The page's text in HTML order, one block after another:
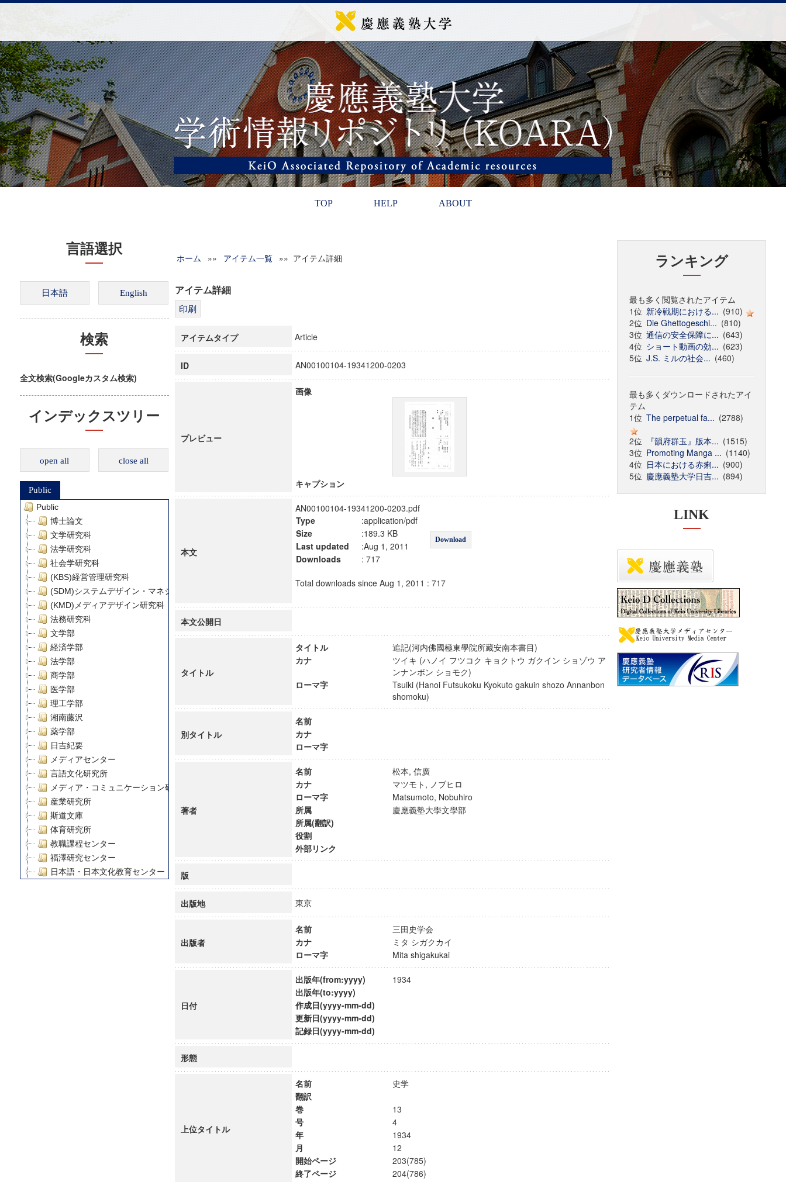
TOP HELP ABOUT
言語選択
検索
全文検索(Googleカスタム検索)
インデックスツリー
open all close all
Public
Public
博士論文
文学研究科
法学研究科
社会学研究科
(KBS)経営管理研究科
(SDM)システムデザイン・マネジメント研究科
(KMD)メディアデザイン研究科
法務研究科
文学部
経済学部
法学部
商学部
医学部
理工学部
湘南藤沢
薬学部
日吉紀要
メディアセンター
言語文化研究所
メディア・コミュニケーション研究所
産業研究所
斯道文庫
体育研究所
教職課程センター
福澤研究センター
日本語・日本文化教育センター
慶應義塾大学グローバルCOEプログラム市民社会ガバナンス教育研究センター
慶應義塾大学グローバルCOEプログラム論理と感性の先端的教育研究拠点
博士課程教育リーディングプログラム「超成熟社会発展のサイエンス」
ホーム »» アイテム一覧 »» アイテム詳細
アイテム詳細
アイテムタイプ Article
ID AN00100104-19341200-0203
プレビュー
画像
キャプション
本文
AN00100104-19341200-0203.pdf
Type
:application/pdf
Download
Size
:189.3 KB
Last updated
:Aug 1, 2011
Downloads
: 717
Total downloads since Aug 1, 2011 : 717
本文公開日
タイトル
タイトル
追記(河内佛國極東學院所藏安南本書目)
カナ
ツイキ (ハノイ フツコク キョクトウ ガクイン ショゾウ ア
ンナンボン ショモク)
ローマ字
Tsuiki (Hanoi Futsukoku Kyokuto gakuin shozo Annanbon
shomoku)
別タイトル
名前
カナ
ローマ字
著者
名前
松本, 信廣
カナ
マツモト, ノブヒロ
ローマ字
Matsumoto, Nobuhiro
所属
慶應義塾大學文學部
所属(翻訳)
役割
外部リンク
版
出版地 東京
出版者
名前
三田史学会
カナ
ミタ シガクカイ
ローマ字
Mita shigakukai
日付
出版年(from:yyyy)
1934
出版年(to:yyyy)
作成日(yyyy-mm-dd)
更新日(yyyy-mm-dd)
記録日(yyyy-mm-dd)
形態
上位タイトル
名前
史学
翻訳
巻
13
号
4
年
1934
月
12
開始ページ
203(785)
終了ページ
204(786)
ランキング
最も多く閲覧されたアイテム
1位 新冷戦期における... (910)
2位 Die Ghettogeschi... (810)
3位 通信の安全保障に... (643)
4位 ショート動画の効... (623)
5位 J.S. ミルの社会... (460)
最も多くダウンロードされたアイ
テム
1位 The perpetual fa... (2788)
2位
『韻府群玉』版本... (1515)
3位 Promoting Manga ... (1140)
4位 日本における赤痢... (900)
5位 慶應義塾大学日吉... (894)
LINK